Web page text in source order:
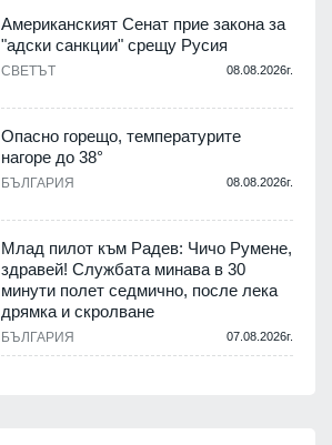
Американският Сенат прие закона за
"адски санкции" срещу Русия
СВЕТЪТ 08.08.2026г.
Опасно горещо, температурите
нагоре до 38°
БЪЛГАРИЯ 08.08.2026г.
Млад пилот към Радев: Чичо Румене,
здравей! Службата минава в 30
минути полет седмично, после лека
дрямка и скролване
БЪЛГАРИЯ 07.08.2026г.